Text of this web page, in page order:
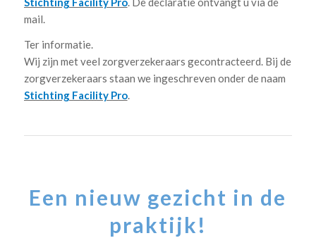
mail.
Ter informatie.
Wij zijn met veel zorgverzekeraars gecontracteerd. Bij de
zorgverzekeraars staan we ingeschreven onder de naam
Stichting Facility Pro.
Een nieuw gezicht in de
praktijk!